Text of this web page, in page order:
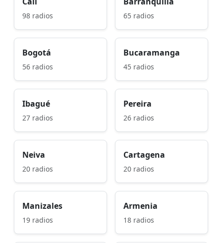
98 radios 65 radios
Bogotá
56 radios
Bucaramanga
45 radios
Ibagué
27 radios
Pereira
26 radios
Neiva
20 radios
Cartagena
20 radios
Manizales
19 radios
Armenia
18 radios